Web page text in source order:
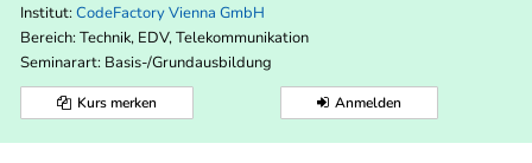
Institut: CodeFactory Vienna GmbH
Bereich: Technik, EDV, Telekommunikation
Seminarart: Basis-/Grundausbildung
Kurs merken Anmelden